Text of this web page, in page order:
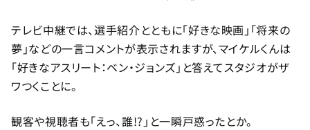
テレビ中継では、選手紹介とともに「好きな映画」「将来の
夢」などの一言コメントが表示されますが、マイケルくんは
「好きなアスリート：ベン・ジョンズ」と答えてスタジオがザ
ワつくことに。
観客や視聴者も「えっ、誰!?」と一瞬戸惑ったとか。